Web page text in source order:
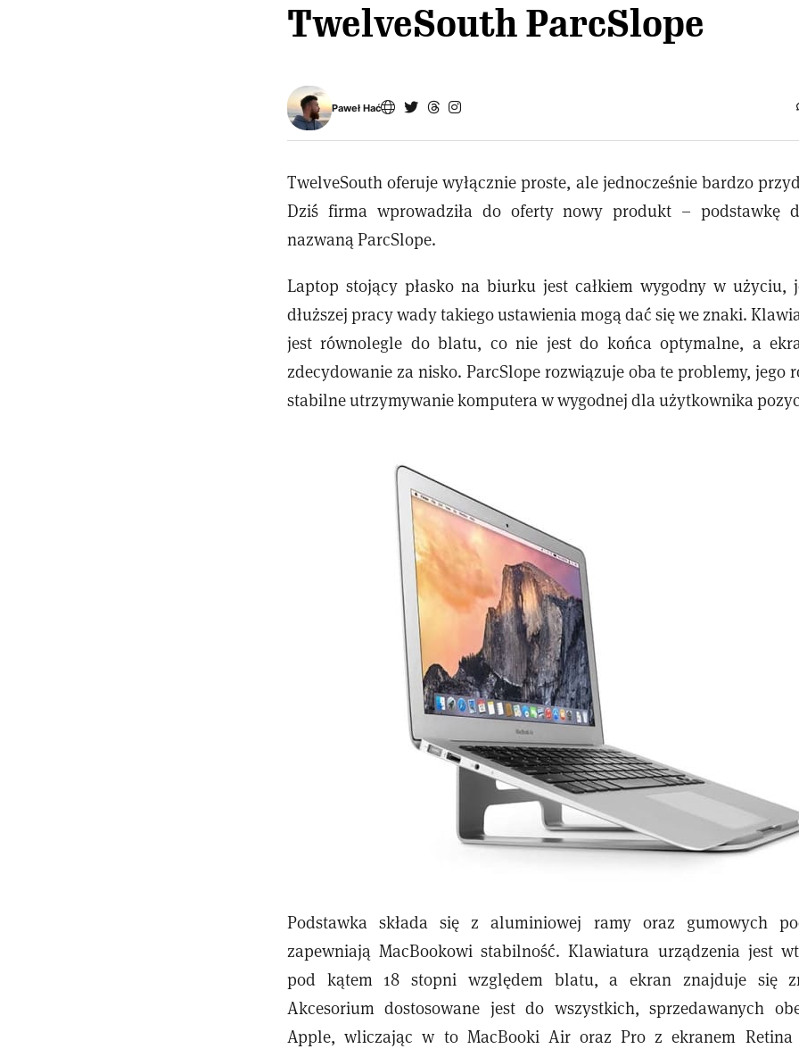
TwelveSouth ParcSlope
Paweł Hać
TwelveSouth oferuje wyłącznie proste, ale jednocześnie bardzo
Dziś firma wprowadziła do oferty nowy produkt – podstawkę
nazwaną ParcSlope.
Laptop stojący płasko na biurku jest całkiem wygodny w użyciu,
dłuższej pracy wady takiego ustawienia mogą dać się we znaki.
jest równolegle do blatu, co nie jest do końca optymalne, a
zdecydowanie za nisko. ParcSlope rozwiązuje oba te problemy, jego
stabilne utrzymywanie komputera w wygodnej dla użytkownika
Podstawka składa się z aluminiowej ramy oraz gumowych
zapewniają MacBookowi stabilność. Klawiatura urządzenia jest
pod kątem 18 stopni względem blatu, a ekran znajduje się
Akcesorium dostosowane jest do wszystkich, sprzedawanych
Apple, wliczając w to MacBooki Air oraz Pro z ekranem Retina